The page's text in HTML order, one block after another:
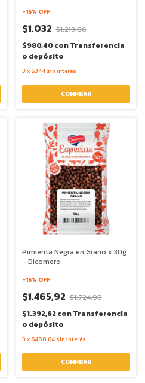
-15% OFF
$1.032 $1.213,86
$980,40conTransferencia
o depósito
3 x $344 sin interés
Pimienta Negra en Grano x 30g
- Dicomere
-15% OFF
$1.465,92 $1.724,99
$1.392,62conTransferencia
o depósito
3 x $488,64 sin interés